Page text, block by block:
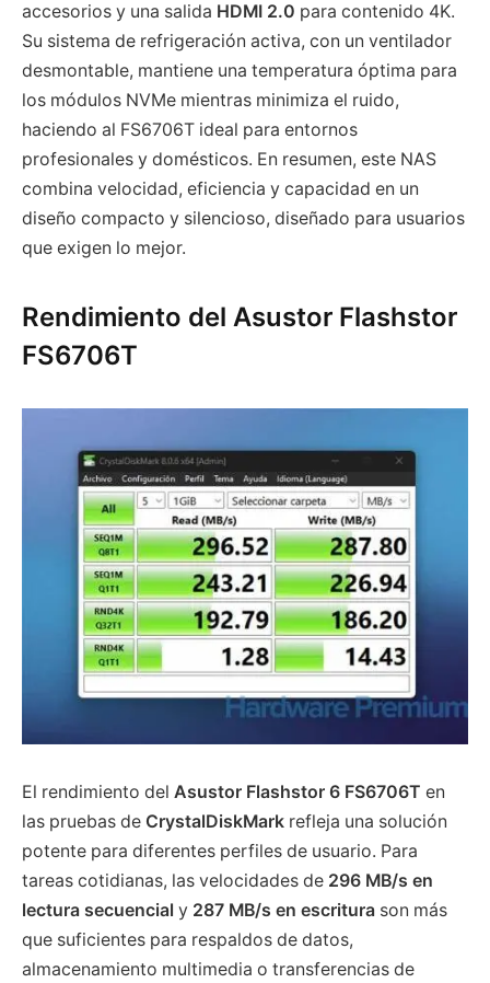
accesorios y una salida HDMI 2.0 para contenido 4K.
Su sistema de refrigeración activa, con un ventilador
desmontable, mantiene una temperatura óptima para
los módulos NVMe mientras minimiza el ruido,
haciendo al FS6706T ideal para entornos
profesionales y domésticos. En resumen, este NAS
combina velocidad, eficiencia y capacidad en un
diseño compacto y silencioso, diseñado para usuarios
que exigen lo mejor.
Rendimiento del Asustor Flashstor
FS6706T
El rendimiento del Asustor Flashstor 6 FS6706T en
las pruebas de CrystalDiskMark refleja una solución
potente para diferentes perfiles de usuario. Para
tareas cotidianas, las velocidades de 296 MB/s en
lectura secuencial y 287 MB/s en escritura son más
que suficientes para respaldos de datos,
almacenamiento multimedia o transferencias de